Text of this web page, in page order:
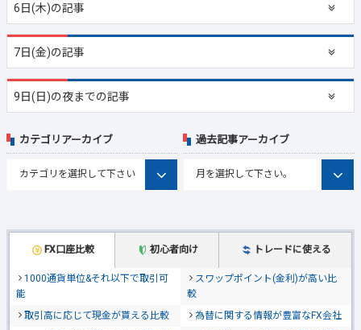
6日(木)の記事
7日(金)の記事
9日(日)の夜までの記事
FX口座比較 初心者向け トレードに使える
1000通貨単位&それ以下で取引可
能
スワップポイント(金利)が高い比
較
取引高に応じて現金が貰える比較
為替に関する情報が豊富なFX会社
カテゴリアーカイブ 過去記事アーカイブ